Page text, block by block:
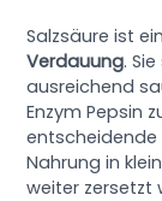
Salzsäure ist
Verdauung.
ausreichend
Enzym Pepsin
entscheidende
Nahrung in
weiter zersetzt